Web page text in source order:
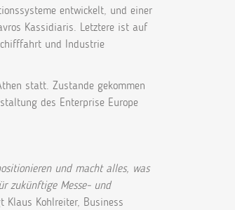
entwickelt, und einer
Kassidiaris. Letztere ist auf
und Industrie
statt. Zustande gekommen
des Enterprise Europe
und macht alles, was
zukünftige Messe- und
Klaus Kohlreiter, Business